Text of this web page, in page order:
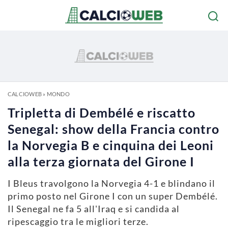
CALCIOWEB» MONDO
Tripletta di Dembélé e riscatto
Senegal: show della Francia contro
la Norvegia B e cinquina dei Leoni
alla terza giornata del Girone I
I Bleus travolgono la Norvegia 4-1 e blindano il
primo posto nel Girone I con un super Dembélé.
Il Senegal ne fa 5 all'Iraq e si candida al
ripescaggio tra le migliori terze.